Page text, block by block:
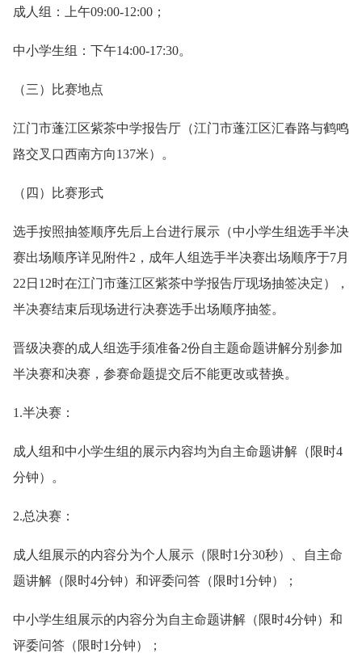
成人组：上午09:00-12:00；
中小学生组：下午14:00-17:30。
（三）比赛地点
江门市蓬江区紫茶中学报告厅（江门市蓬江区汇春路与鹤鸣
路交叉口西南方向137米）。
（四）比赛形式
选手按照抽签顺序先后上台进行展示（中小学生组选手半决
赛出场顺序详见附件2，成年人组选手半决赛出场顺序于7月
22日12时在江门市蓬江区紫茶中学报告厅现场抽签决定），
半决赛结束后现场进行决赛选手出场顺序抽签。
晋级决赛的成人组选手须准备2份自主题命题讲解分别参加
半决赛和决赛，参赛命题提交后不能更改或替换。
1.半决赛：
成人组和中小学生组的展示内容均为自主命题讲解（限时4
分钟）。
2.总决赛：
成人组展示的内容分为个人展示（限时1分30秒）、自主命
题讲解（限时4分钟）和评委问答（限时1分钟）；
中小学生组展示的内容分为自主命题讲解（限时4分钟）和
评委问答（限时1分钟）；